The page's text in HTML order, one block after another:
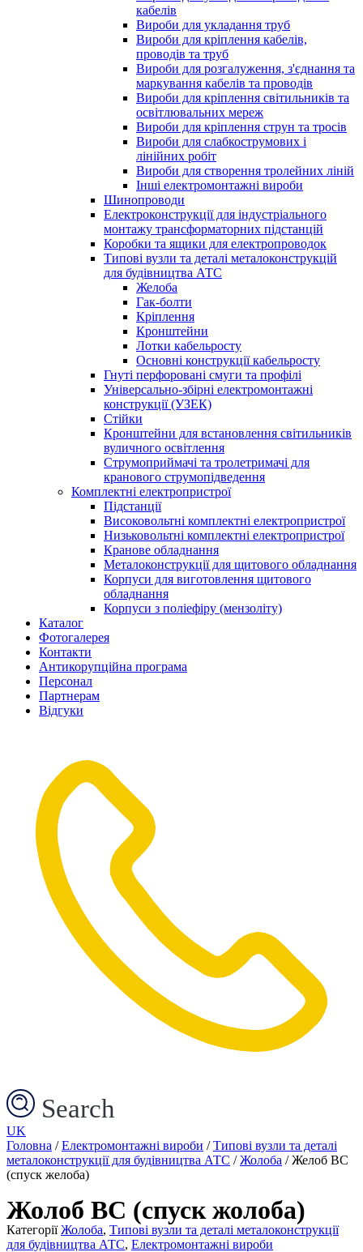
кабелів
Вироби для укладання труб
Вироби для кріплення кабелів,
проводів та труб
Вироби для розгалуження, з'єднання та
маркування кабелів та проводів
Вироби для кріплення світильників та
освітлювальних мереж
Вироби для кріплення струн та тросів
Вироби для слабкострумових і
лінійних робіт
Вироби для створення тролейних ліній
Інші електромонтажні вироби
Шинопроводи
Електроконструкції для індустріального
монтажу трансформаторних підстанцій
Коробки та ящики для електропроводок
Типові вузли та деталі металоконструкцій
для будівництва АТС
Желоба
Гак-болти
Кріплення
Кронштейни
Лотки кабельросту
Основні конструкції кабельросту
Гнуті перфоровані смуги та профілі
Універсально-збірні електромонтажні
конструкції (УЗЕК)
Стійки
Кронштейни для встановлення світильників
вуличного освітлення
Струмоприймачі та тролетримачі для
кранового струмопідведення
Комплектні електропристрої
Підстанції
Високовольтні комплектні електропристрої
Низьковольтні комплектні електропристрої
Кранове обладнання
Металоконструкції для щитового обладнання
Корпуси для виготовлення щитового
обладнання
Корпуси з поліефіру (мензоліту)
Каталог
Фотогалерея
Контакти
Антикорупційна програма
Персонал
Партнерам
Відгуки
Search
UK
Головна /Електромонтажні вироби /Типові вузли та деталі
металоконструкції для будівництва АТС /Жолоба / Желоб ВС
(спуск желоба)
Жолоб ВС (спуск жолоба)
Категорії Жолоба, Типові вузли та деталі металоконструкції
для будівництва АТС, Електромонтажні вироби